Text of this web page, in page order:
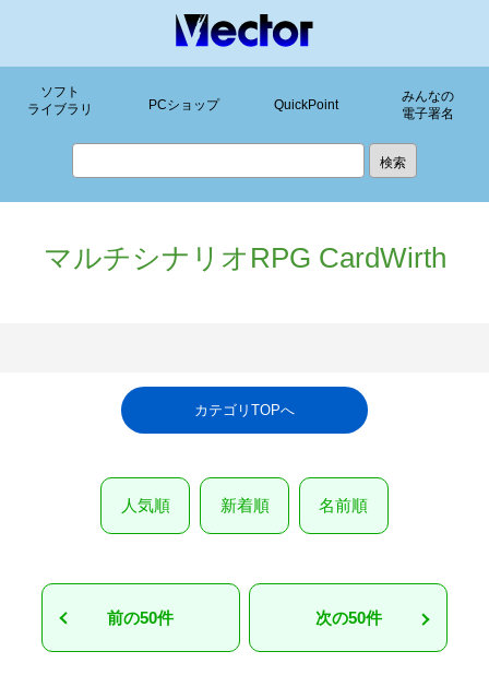
ソフト
ライブラリ
PCショップ QuickPoint
みんなの
電子署名
マルチシナリオRPG CardWirth
カテゴリTOPへ
人気順 新着順 名前順
前の50件 次の50件